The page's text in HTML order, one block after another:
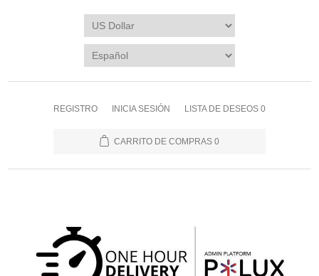
REGISTRO INICIA SESIÓN LISTA DE DESEOS 0
CARRITO DE COMPRAS 0